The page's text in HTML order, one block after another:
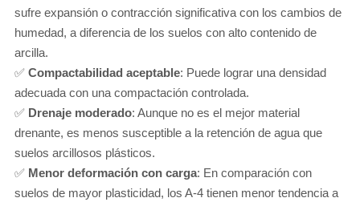
sufre expansión o contracción significativa con los cambios de
humedad, a diferencia de los suelos con alto contenido de
arcilla.
✅ Compactabilidad aceptable: Puede lograr una densidad
adecuada con una compactación controlada.
✅ Drenaje moderado: Aunque no es el mejor material
drenante, es menos susceptible a la retención de agua que
suelos arcillosos plásticos.
✅ Menor deformación con carga: En comparación con
suelos de mayor plasticidad, los A-4 tienen menor tendencia a